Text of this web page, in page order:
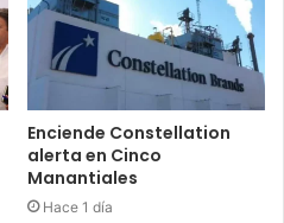
Enciende Constellation
alerta en Cinco
Manantiales
Hace 1 día